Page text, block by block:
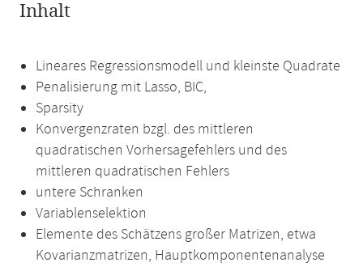
Inhalt
Lineares Regressionsmodell und kleinste Quadrate
Penalisierung mit Lasso, BIC,
Sparsity
Konvergenzraten bzgl. des mittleren
quadratischen Vorhersagefehlers und des
mittleren quadratischen Fehlers
untere Schranken
Variablenselektion
Elemente des Schätzens großer Matrizen, etwa
Kovarianzmatrizen, Hauptkomponentenanalyse